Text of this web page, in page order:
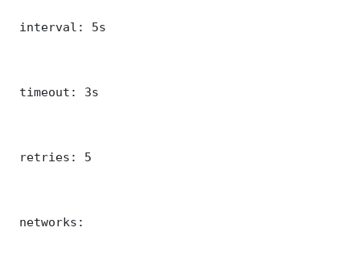
interval: 5s
timeout: 3s
retries: 5
networks: